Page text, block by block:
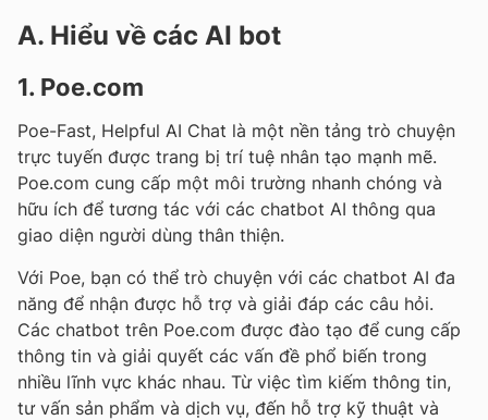
A. Hiểu về các AI bot
1. Poe.com
Poe-Fast, Helpful AI Chat là một nền tảng trò chuyện
trực tuyến được trang bị trí tuệ nhân tạo mạnh mẽ.
Poe.com cung cấp một môi trường nhanh chóng và
hữu ích để tương tác với các chatbot AI thông qua
giao diện người dùng thân thiện.
Với Poe, bạn có thể trò chuyện với các chatbot AI đa
năng để nhận được hỗ trợ và giải đáp các câu hỏi.
Các chatbot trên Poe.com được đào tạo để cung cấp
thông tin và giải quyết các vấn đề phổ biến trong
nhiều lĩnh vực khác nhau. Từ việc tìm kiếm thông tin,
tư vấn sản phẩm và dịch vụ, đến hỗ trợ kỹ thuật và